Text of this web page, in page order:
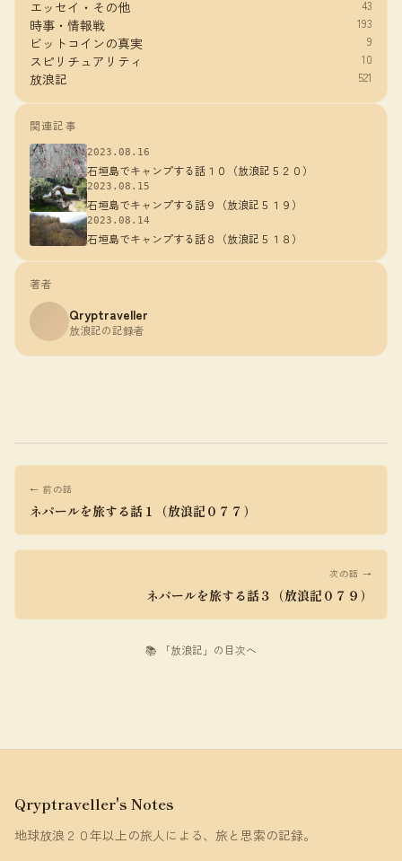
エッセイ・その他 43
時事・情報戦 193
ビットコインの真実 9
スピリチュアリティ 10
放浪記 521
関連記事
2023.08.16
石垣島でキャンプする話１０（放浪記５２０）
2023.08.15
石垣島でキャンプする話９（放浪記５１９）
2023.08.14
石垣島でキャンプする話８（放浪記５１８）
著者
Qryptraveller
放浪記の記録者
← 前の話
ネパールを旅する話１（放浪記０７７）
次の話 →
ネパールを旅する話３（放浪記０７９）
📚 「放浪記」の目次へ
Qryptraveller's Notes
地球放浪２０年以上の旅人による、旅と思索の記録。